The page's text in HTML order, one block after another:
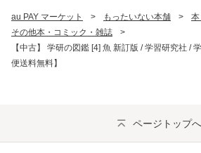
au PAY マーケット > もったいない本舗 >
その他本・コミック・雑誌
>
【中古】 学研の図鑑 [4] 魚 新訂版 / 学習研究社 /
便送料無料】
ページトップへ